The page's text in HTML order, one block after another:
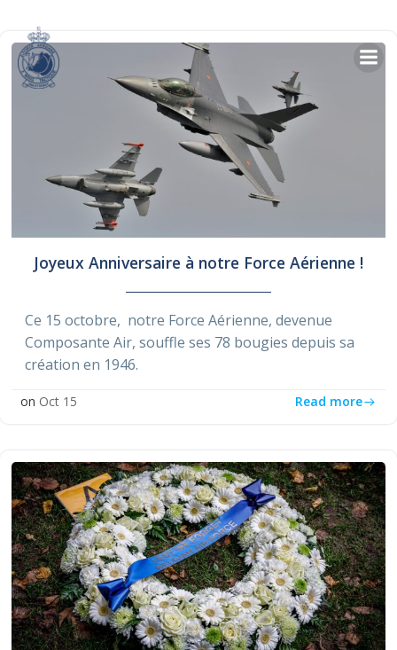
content
Joyeux Anniversaire à notre Force Aérienne !
Ce 15 octobre, notre Force Aérienne, devenue
Composante Air, souffle ses 78 bougies depuis sa
création en 1946.
on Oct 15 Read more